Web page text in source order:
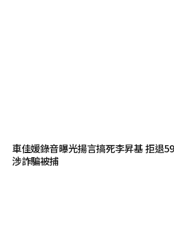
車佳媛錄音曝光揚言搞死李昇基 拒退
涉詐騙被捕